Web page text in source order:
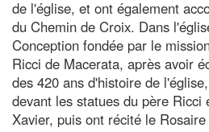
de l'église, et ont également
du Chemin de Croix. Dans
Conception fondée par le
Ricci de Macerata, après avoir
des 420 ans d'histoire de
devant les statues du père Ricci
Xavier, puis ont récité le